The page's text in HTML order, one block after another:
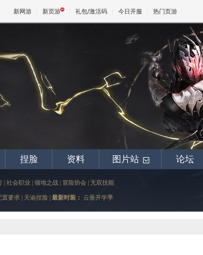
新网游 新页游 礼包/激活码 今日开服 热门页游
魔兽
天堂 剑
王权与自由
捏脸 资料 图片站 + 论坛
社会职业 领地之战 冒险协会 无双技能
置要求 天谕捏脸 最新时装： 云垂开学季